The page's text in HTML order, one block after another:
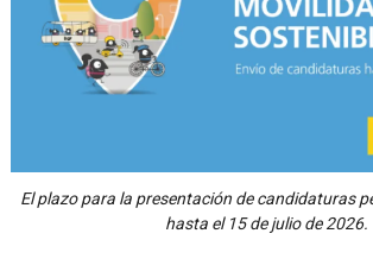
El plazo para la presentación de candidaturas
hasta el 15 de julio de 2026.